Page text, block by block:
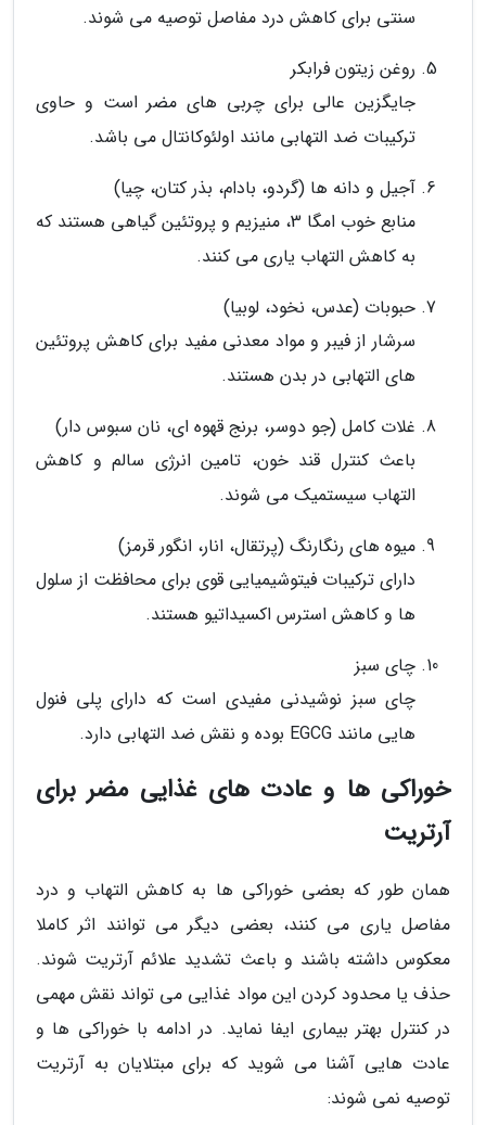
سنتی برای کاهش درد مفاصل توصیه می شوند.
روغن زیتون فرابکر
جایگزین عالی برای چربی های مضر است و حاوی
ترکیبات ضد التهابی مانند اولئوکانتال می باشد.
آجیل و دانه ها (گردو، بادام، بذر کتان، چیا)
منابع خوب امگا 3، منیزیم و پروتئین گیاهی هستند که
به کاهش التهاب یاری می کنند.
حبوبات (عدس، نخود، لوبیا)
سرشار از فیبر و مواد معدنی مفید برای کاهش پروتئین
های التهابی در بدن هستند.
غلات کامل (جو دوسر، برنج قهوه ای، نان سبوس دار)
باعث کنترل قند خون، تامین انرژی سالم و کاهش
التهاب سیستمیک می شوند.
میوه های رنگارنگ (پرتقال، انار، انگور قرمز)
دارای ترکیبات فیتوشیمیایی قوی برای محافظت از سلول
ها و کاهش استرس اکسیداتیو هستند.
چای سبز
چای سبز نوشیدنی مفیدی است که دارای پلی فنول
هایی مانند EGCG بوده و نقش ضد التهابی دارد.
خوراکی ها و عادت های غذایی مضر برای
آرتریت
همان طور که بعضی خوراکی ها به کاهش التهاب و درد
مفاصل یاری می کنند، بعضی دیگر می توانند اثر کاملا
معکوس داشته باشند و باعث تشدید علائم آرتریت شوند.
حذف یا محدود کردن این مواد غذایی می تواند نقش مهمی
در کنترل بهتر بیماری ایفا نماید. در ادامه با خوراکی ها و
عادت هایی آشنا می شوید که برای مبتلایان به آرتریت
توصیه نمی شوند: